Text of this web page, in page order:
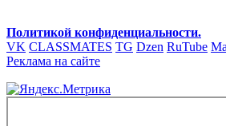
Политикой конфиденциальности.
VK CLASSMATES TG Dzen RuTube
Реклама на сайте